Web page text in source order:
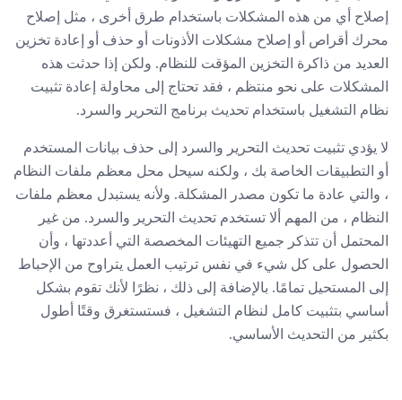
إصلاح أي من هذه المشكلات باستخدام طرق أخرى ، مثل إصلاح
محرك أقراص أو إصلاح مشكلات الأذونات أو حذف أو إعادة تخزين
العديد من ذاكرة التخزين المؤقت للنظام. ولكن إذا حدثت هذه
المشكلات على نحو منتظم ، فقد تحتاج إلى محاولة إعادة تثبيت
نظام التشغيل باستخدام تحديث برنامج التحرير والسرد.
لا يؤدي تثبيت تحديث التحرير والسرد إلى حذف بيانات المستخدم
أو التطبيقات الخاصة بك ، ولكنه سيحل محل معظم ملفات النظام
، والتي عادة ما تكون مصدر المشكلة. ولأنه يستبدل معظم ملفات
النظام ، من المهم ألا تستخدم تحديث التحرير والسرد. من غير
المحتمل أن تتذكر جميع التهيئات المخصصة التي أعددتها ، وأن
الحصول على كل شيء في نفس ترتيب العمل يتراوح من الإحباط
إلى المستحيل تمامًا. بالإضافة إلى ذلك ، نظرًا لأنك تقوم بشكل
أساسي بتثبيت كامل لنظام التشغيل ، فستستغرق وقتًا أطول
بكثير من التحديث الأساسي.